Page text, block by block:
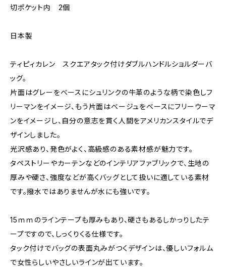
切ポケット内 2個
日本製
ティピィカレン スクエアタック付けダブルハンドルショルダーバ
ッグ。
片面はグレーをベースにシュリンクの牛革のような柄で染色しフ
リーマンをイメージ、もう片面はベージュをベースにフリーウーマ
ンをイメージし、自分の意志を貫く人間をアメリカンスタイルでデ
ザインしました。
光沢感あり、発色がよく、高級感のある素材感が魅力です。
タペストリーやカーテンなどのインテリアファブリックで、生地の
厚みや硬さ、強度などが高くバッグとして扱いに適している素材
です。撥水ではありませんが水にも強いです。
15ｍｍのラインテープも厚みもあり、硬さもあるしかっりしたテ
ープですので、しっくりくる仕様です。
タック付けでバッグの表面丸みがつくデザインは、優しいフォルム
で女性らしいやさしいラインが出ています。